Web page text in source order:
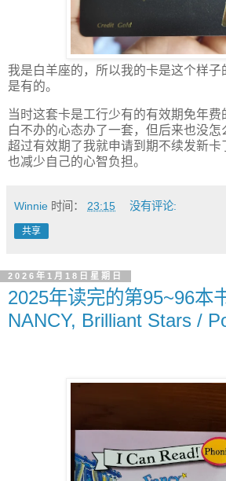
我是白羊座的，所以我的卡是这个样子
是有的。
当时这套卡是工行少有的有效期免年
白不办的心态办了一套，但后来也没
超过有效期了我就申请到期不续发新卡
也减少自己的心智负担。
Winnie 时间： 23:15 没有评论:
共享
2026年1月18日星期日
2025年读完的第95~96
NANCY, Brilliant Stars /